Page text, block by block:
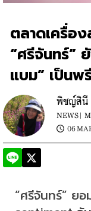
ตลาดเครื่อ
“ศรีจันทร์”
แบม” เป็นพ
พิชญ์สินี
NEWS |
06
“ศรีจันทร์” ย